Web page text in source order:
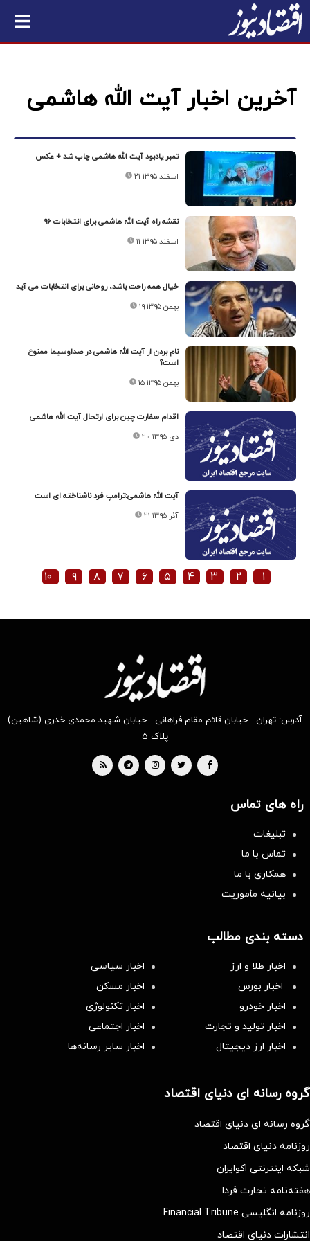
آخرین اخبار آیت الله هاشمی
تمبر یادبود آیت الله هاشمی چاپ شد + عکس
۲۱ اسفند ۱۳۹۵
نقشه راه آیت الله هاشمی برای انتخابات ۹۶
۱۱ اسفند ۱۳۹۵
خیال همه راحت باشد، روحانی برای انتخابات می آید
۱۹ بهمن ۱۳۹۵
نام بردن از آیت الله هاشمی در صداوسیما ممنوع
است؟
۱۵ بهمن ۱۳۹۵
اقدام سفارت چین برای ارتحال آیت الله هاشمی
۲۰ دی ۱۳۹۵
آیت الله هاشمی:ترامپ فرد ناشناخته ای است
۲۱ آذر ۱۳۹۵
۱ ۲ ۳ ۴ ۵ ۶ ۷ ۸ ۹ ۱۰
آدرس: تهران - خیابان قائم مقام فراهانی - خیابان شهید محمدی خدری (شاهین)
پلاک ۵
راه های تماس
تبلیغات
تماس با ما
همکاری با ما
بیانیه مأموریت
دسته بندی مطالب
اخبار طلا و ارز
اخبار سیاسی
اخبار بورس
اخبار مسکن
اخبار خودرو
اخبار تکنولوژی
اخبار تولید و تجارت
اخبار اجتماعی
اخبار ارز دیجیتال
اخبار سایر رسانه‌‌ها
گروه رسانه ای دنیای اقتصاد
گروه رسانه ای دنیای اقتصاد
روزنامه دنیای اقتصاد
شبکه اینترنتی اکوایران
هفته‌نامه تجارت فردا
روزنامه انگلیسی Financial Tribune
انتشارات دنیای اقتصاد